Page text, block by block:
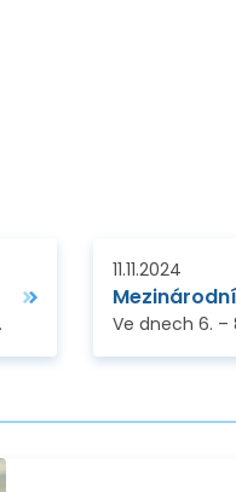
11.11.2024